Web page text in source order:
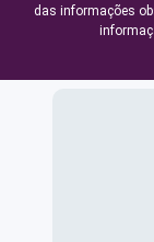
das informações